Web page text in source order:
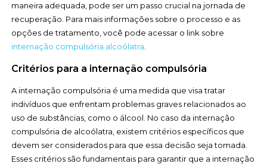
maneira adequada, pode ser um passo crucial na jornada de
recuperação. Para mais informações sobre o processo e as
opções de tratamento, você pode acessar o link sobre
internação compulsória alcoólatra
Critérios para a internação compulsória
A internação compulsória é uma medida que visa tratar
indivíduos que enfrentam problemas graves relacionados ao
uso de substâncias, como o álcool. No caso da internação
compulsória de alcoólatra, existem critérios específicos que
devem ser considerados para que essa decisão seja tomada.
Esses critérios são fundamentais para garantir que a internação